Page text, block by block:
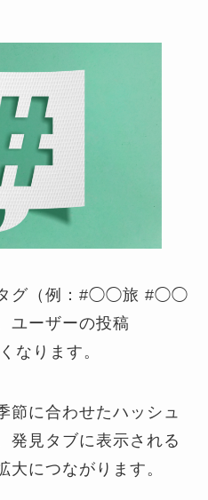
タグ（例：#◯◯旅 #◯◯
ユーザーの投稿
なります。
節に合わせたハッシュ
発見タブに表示される
大につながります。